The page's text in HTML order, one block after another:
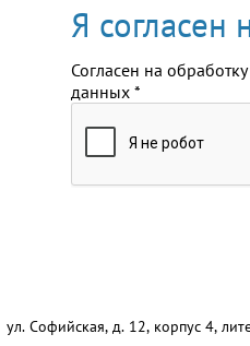
Я согласен
Согласен на обработку
данных *
Софийская, д. 12, корпус 4,